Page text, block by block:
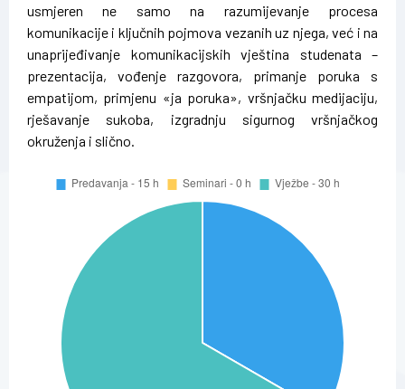
usmjeren ne samo na razumijevanje procesa
komunikacije i ključnih pojmova vezanih uz njega, već i na
unaprijeđivanje komunikacijskih vještina studenata –
prezentacija, vođenje razgovora, primanje poruka s
empatijom, primjenu «ja poruka», vršnjačku medijaciju,
rješavanje sukoba, izgradnju sigurnog vršnjačkog
okruženja i slično.